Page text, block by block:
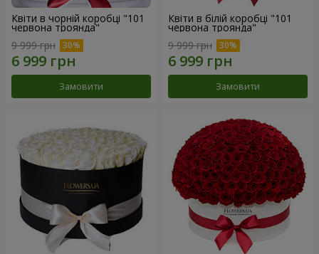
Квіти в чорній коробці "101
червона троянда"
9 999 грн
Замовити
Квіти в білій коробці "101
червона троянда"
9 999 грн
Замовити